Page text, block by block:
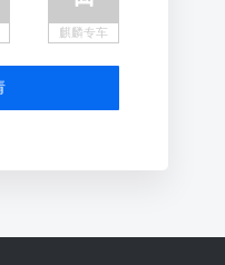
麒麟专车